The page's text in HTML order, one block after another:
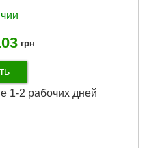
грн
1-2 рабочих дней